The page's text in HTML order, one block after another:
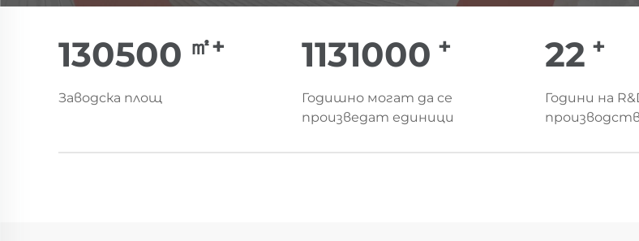
150000 ㎡+
Заводска площ
1300000
Годишно могат да се
произведат единици
25 +
Години на